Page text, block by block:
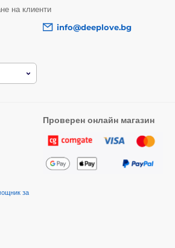
на клиенти
info@deeplove.bg
за
Проверен онлайн магазин